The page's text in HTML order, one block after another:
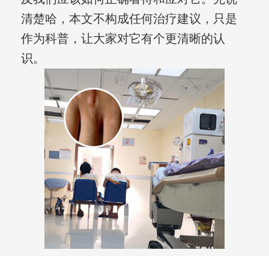
清楚哈，本文不构成任何治疗建议，只是
作为科普，让大家对它有个更清晰的认
识。